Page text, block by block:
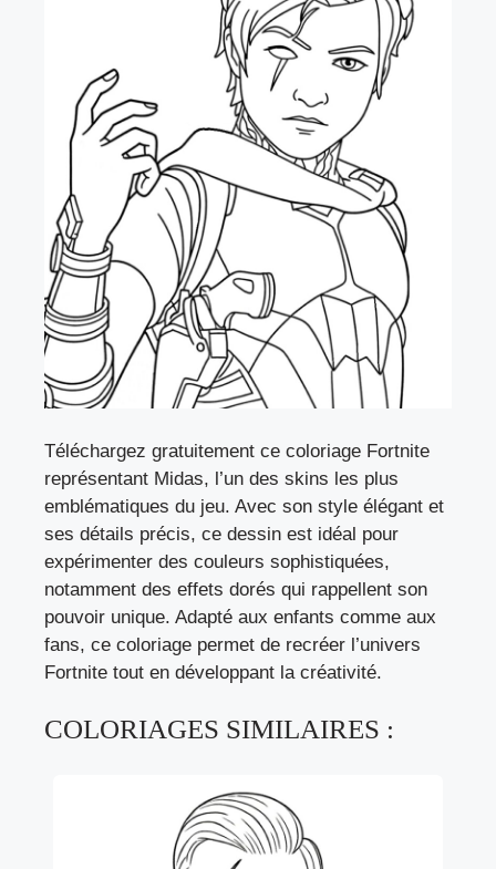
Téléchargez gratuitement ce coloriage Fortnite
représentant Midas, l’un des skins les plus
emblématiques du jeu. Avec son style élégant et
ses détails précis, ce dessin est idéal pour
expérimenter des couleurs sophistiquées,
notamment des effets dorés qui rappellent son
pouvoir unique. Adapté aux enfants comme aux
fans, ce coloriage permet de recréer l’univers
Fortnite tout en développant la créativité.
COLORIAGES SIMILAIRES :